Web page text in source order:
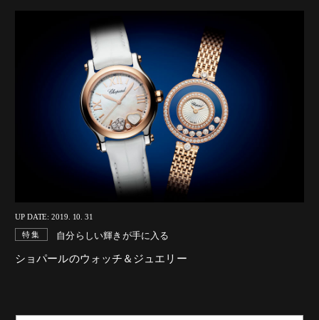
UP DATE: 2019. 10. 31
特集 自分らしい輝きが手に入る
ショパールのウォッチ＆ジュエリー